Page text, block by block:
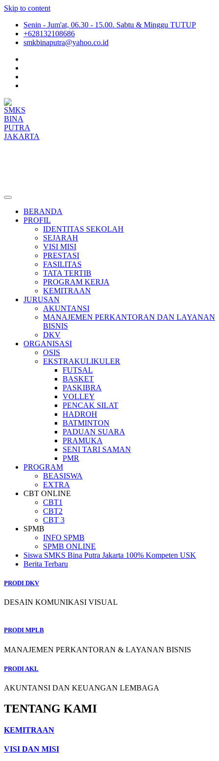
Skip to content
Senin - Jum'at, 06.30 - 15.00. Sabtu & Minggu TUTUP
+628132108686
smkbinaputra@yahoo.co.id
BERANDA
PROFIL
IDENTITAS SEKOLAH
SEJARAH
VISI MISI
PRESTASI
FASILITAS
TATA TERTIB
PROGRAM KERJA
KEMITRAAN
JURUSAN
AKUNTANSI
MANAJEMEN PERKANTORAN DAN LAYANAN
BISNIS
DKV
ORGANISASI
OSIS
EKSTRAKULIKULER
FUTSAL
BASKET
PASKIBRA
VOLLEY
PENCAK SILAT
HADROH
BATMINTON
PADUAN SUARA
PRAMUKA
SENI TARI SAMAN
PMR
PROGRAM
BEASISWA
EXTRA
CBT ONLINE
CBT1
CBT2
CBT 3
SPMB
INFO SPMB
SPMB ONLINE
Siswa SMKS Bina Putra Jakarta 100% Kompeten USK
Berita Terbaru
PRODI DKV
DESAIN KOMUNIKASI VISUAL
PRODI MPLB
MANAJEMEN PERKANTORAN & LAYANAN BISNIS
PRODI AKL
AKUNTANSI DAN KEUANGAN LEMBAGA
TENTANG KAMI
KEMITRAAN
VISI DAN MISI